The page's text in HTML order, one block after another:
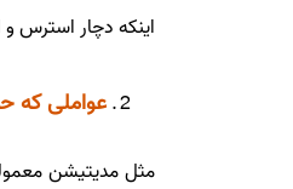
اینکه دچار استرس
عواملی که
مثل مدیتیشن